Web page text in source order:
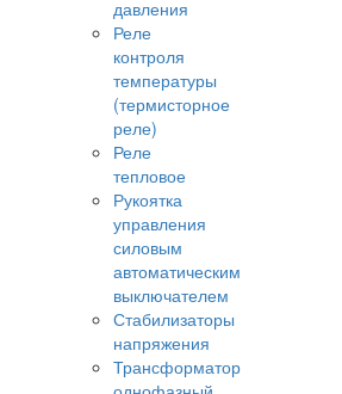
давления
Реле
контроля
температуры
(термисторное
реле)
Реле
тепловое
Рукоятка
управления
силовым
автоматическим
выключателем
Стабилизаторы
напряжения
Трансформатор